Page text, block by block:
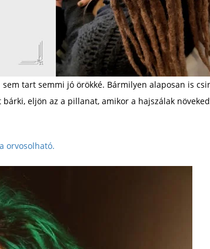
tart semmi jó örökké. Bármilyen alaposan is
eljön az a pillanat, amikor a hajszálak
orvosolható.